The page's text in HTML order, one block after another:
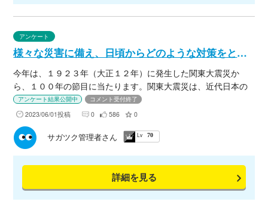
アンケート
様々な災害に備え、日頃からどのような対策をとっていますか？
今年は、１９２３年（大正１２年）に発生した関東大震災か
ら、１００年の節目に当たります。関東大震災は、近代日本の
首都圏に未曾有の被害をもたらした、我が国の災害史において
特筆すべき災害です。その発生日である９月１日が「防災の
日」と定められているように、近代日本における災害対策の出
発点となりました。 近年、石川県能登地方震源とする地震や昨
年に次々に発生した台風による日本列島全域の猛烈な大雨・暴
風など、今後も本格的に台風が起こりうる時期と重なり自然災
害とともに共生する生活が強いられています。 そこで、様々な
災害に備え会員の皆さまは日頃からどのような対策をとってい
ますか？ 特に当てはまるものを以下の1～10からご選択くださ
アンケート結果公開中 コメント受付終了
2023/06/01投稿 0 586 0
詳細を見る
サガツク管理者さん Lv 70